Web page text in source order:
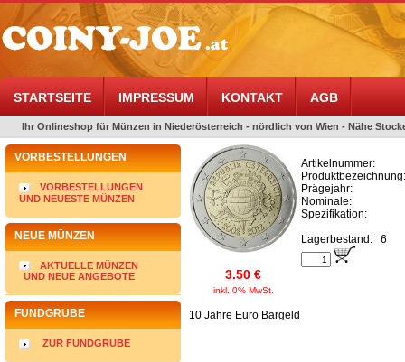
STARTSEITE IMPRESSUM KONTAKT AGB
Ihr Onlineshop für Münzen in Niederösterreich - nördlich von Wien - Nähe
VORBESTELLUNGEN
VORBESTELLUNGEN
UND NEUESTE MÜNZEN
NEUE MÜNZEN
AKTUELLE MÜNZEN
UND NEUE ANGEBOTE
FUNDGRUBE
ZUR FUNDGRUBE
3.50 €
inkl. 0% MwSt.
Artikelnummer:
Produktbezeichnung:
Prägejahr:
Nominale:
Spezifikation:
Lagerbestand:
6
10 Jahre Euro Bargeld